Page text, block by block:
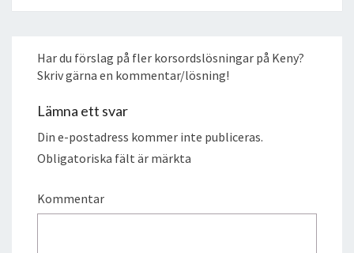
Har du förslag på fler korsordslösningar på Keny?
Skriv gärna en kommentar/lösning!
Lämna ett svar
Din e-postadress kommer inte publiceras.
Obligatoriska fält är märkta
Kommentar